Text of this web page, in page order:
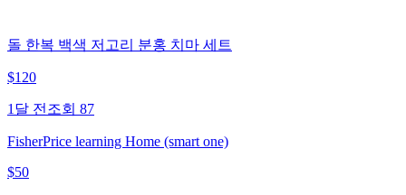
돌 한복 백색 저고리 분홍 치마 세트
$120
1달 전 조회 87
FisherPrice learning Home (smart one)
$50